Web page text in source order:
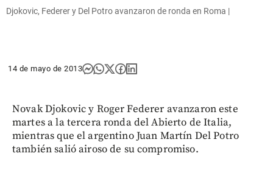
Djokovic, Federer y Del Potro avanzaron de ronda en Roma |
14 de mayo de 2013
Novak Djokovic y Roger Federer avanzaron este
martes a la tercera ronda del Abierto de Italia,
mientras que el argentino Juan Martín Del Potro
también salió airoso de su compromiso.